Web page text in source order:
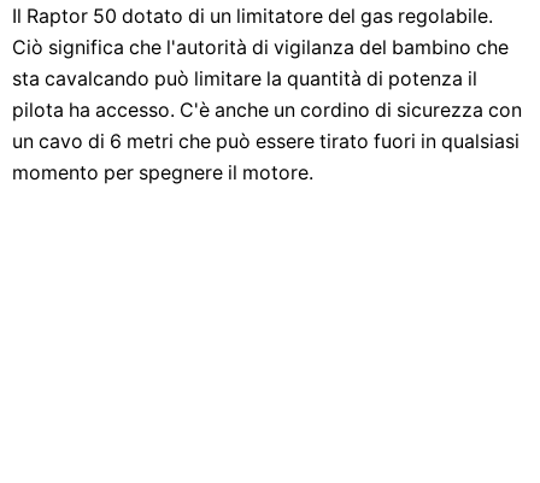
Il Raptor 50 dotato di un limitatore del gas regolabile.
Ciò significa che l'autorità di vigilanza del bambino che
sta cavalcando può limitare la quantità di potenza il
pilota ha accesso. C'è anche un cordino di sicurezza con
un cavo di 6 metri che può essere tirato fuori in qualsiasi
momento per spegnere il motore.